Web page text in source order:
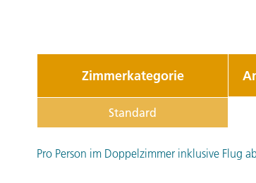
Zimmerkategorie
Standard
Pro Person im Doppelzimmer inklusive Flug